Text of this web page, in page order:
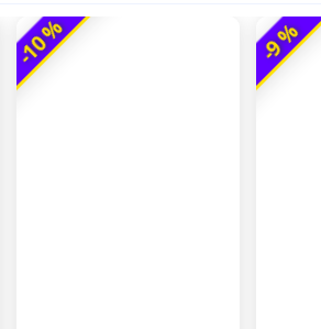
-10 % -9 %